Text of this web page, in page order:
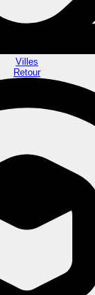
Villes
Retour